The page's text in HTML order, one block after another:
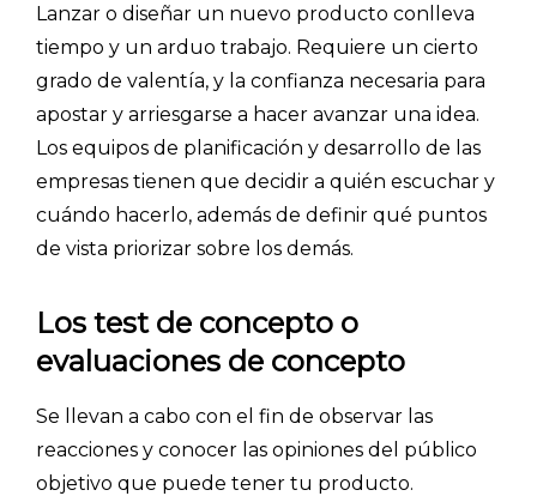
Lanzar o diseñar un nuevo producto conlleva
tiempo y un arduo trabajo. Requiere un cierto
grado de valentía, y la confianza necesaria para
apostar y arriesgarse a hacer avanzar una idea.
Los equipos de planificación y desarrollo de las
empresas tienen que decidir a quién escuchar y
cuándo hacerlo, además de definir qué puntos
de vista priorizar sobre los demás.
Los test de concepto o
evaluaciones de concepto
Se llevan a cabo con el fin de observar las
reacciones y conocer las opiniones del público
objetivo que puede tener tu producto.